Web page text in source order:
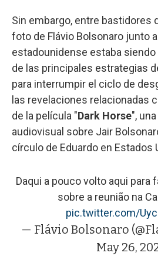
Sin embargo, entre bastidores
foto de Flávio Bolsonaro junto
estadounidense estaba
de las principales estrategias
para interrumpir el ciclo de
las revelaciones relacionadas
de la película "Dark Horse",
audiovisual sobre Jair
círculo de Eduardo en Estados
Daqui a pouco volto aqui para
sobre a reunião na
pic.twitter.com/
— Flávio Bolsonaro
May 26,